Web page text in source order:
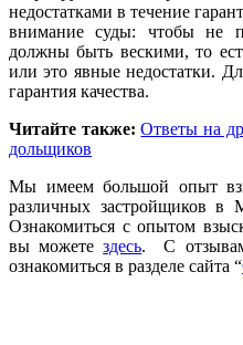
недостатками в течение
внимание суды: чтобы не
должны быть вескими, то
или это явные недостатки.
гарантия качества.
Читайте также: Ответы на
дольщиков
Мы имеем большой опыт
различных застройщиков в
Ознакомиться с опытом
вы можетездесь. С
ознакомиться в разделе сайта “